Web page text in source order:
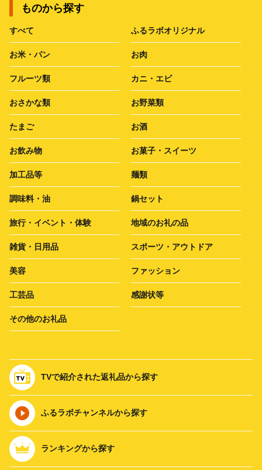
ものから探す
すべて ふるラボオリジナル
お米・パン お肉
フルーツ類 カニ・エビ
おさかな類 お野菜類
たまご お酒
お飲み物 お菓子・スイーツ
加工品等 麺類
調味料・油 鍋セット
旅行・イベント・体験 地域のお礼の品
雑貨・日用品 スポーツ・アウトドア
美容 ファッション
工芸品 感謝状等
その他のお礼品
TVで紹介された返礼品から探す
ふるラボチャンネルから探す
ランキングから探す